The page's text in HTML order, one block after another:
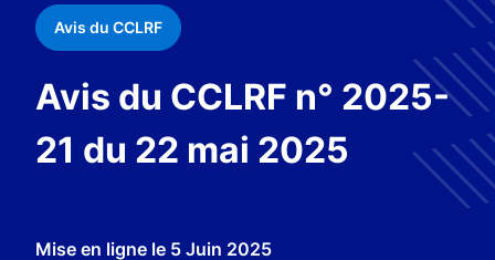
Avis du CCLRF
Avis du CCLRF n° 2025-
21 du 22 mai 2025
Mise en ligne le 5 Juin 2025